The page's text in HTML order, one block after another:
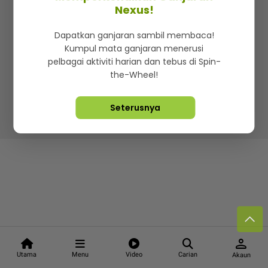
Utama Menu Video Carian
person
Akaun
Iklan di SMG360
Terma & Syarat Dasar Privasi
Lebih hot, viral dan sensasi
Hakcipta Terpelihara ©2026. Star Media Group Berhad
Nexus!
Dapatkan ganjaran sambil membaca!
Kumpul mata ganjaran menerusi
pelbagai aktiviti harian dan tebus di Spin-
the-Wheel!
Seterusnya